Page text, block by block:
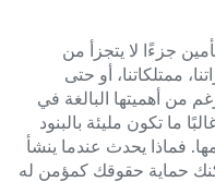
جزءًا لا يتجزأ من
ممتلكاتنا، أو حتى
من أهميتها البالغة في
ما تكون مليئة بالبنود
فماذا يحدث عندما ينشأ
حماية حقوقك كمؤمن له